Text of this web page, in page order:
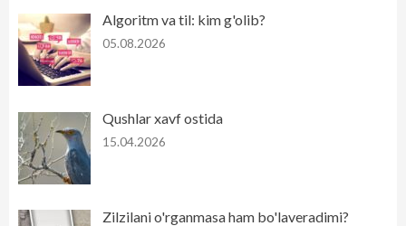
Algoritm va til: kim g'olib?
05.08.2026
Qushlar xavf ostida
15.04.2026
Zilzilani o'rganmasa ham bo'laveradimi?